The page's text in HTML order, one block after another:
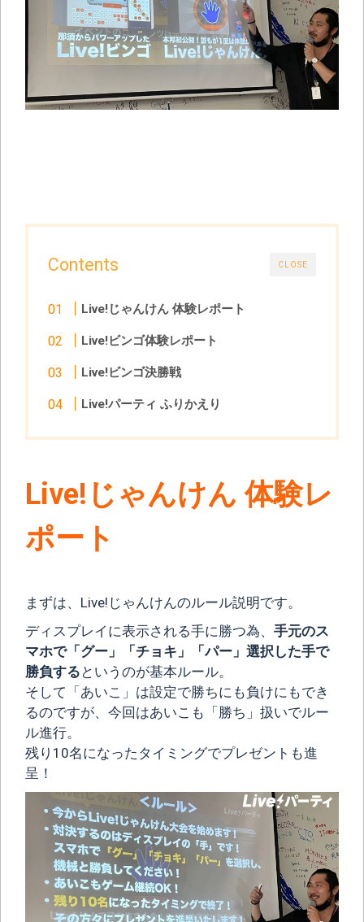
CLOSE
Contents
Live!じゃんけん 体験レポート
Live!ビンゴ体験レポート
Live!ビンゴ決勝戦
Live!パーティ ふりかえり
Live!じゃんけん 体験レ
ポート
まずは、Live!じゃんけんのルール説明です。
ディスプレイに表示される手に勝つ為、 手元のス
マホで「グー」「チョキ」「パー」選択した手で
勝負する というのが基本ルール。
そして「あいこ」は設定で勝ちにも負けにもでき
るのですが、今回はあいこも「勝ち」扱いでルー
ル進行。
残り10名になったタイミングでプレゼントも進
呈！